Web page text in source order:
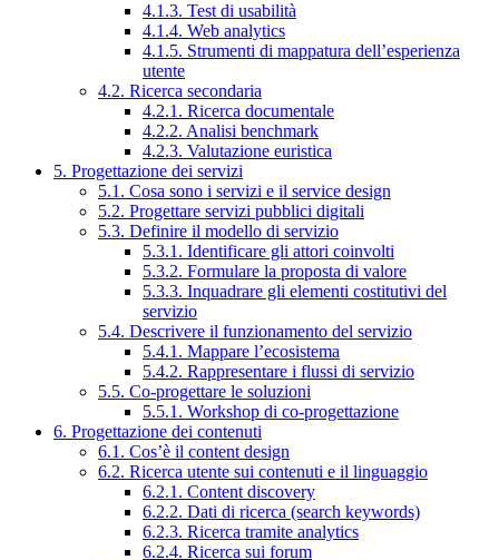
4.1.3. Test di usabilità
4.1.4. Web analytics
4.1.5. Strumenti di mappatura dell’esperienza
utente
4.2. Ricerca secondaria
4.2.1. Ricerca documentale
4.2.2. Analisi benchmark
4.2.3. Valutazione euristica
5. Progettazione dei servizi
5.1. Cosa sono i servizi e il service design
5.2. Progettare servizi pubblici digitali
5.3. Definire il modello di servizio
5.3.1. Identificare gli attori coinvolti
5.3.2. Formulare la proposta di valore
5.3.3. Inquadrare gli elementi costitutivi del
servizio
5.4. Descrivere il funzionamento del servizio
5.4.1. Mappare l’ecosistema
5.4.2. Rappresentare i flussi di servizio
5.5. Co-progettare le soluzioni
5.5.1. Workshop di co-progettazione
6. Progettazione dei contenuti
6.1. Cos’è il content design
6.2. Ricerca utente sui contenuti e il linguaggio
6.2.1. Content discovery
6.2.2. Dati di ricerca (search keywords)
6.2.3. Ricerca tramite analytics
6.2.4. Ricerca sui forum